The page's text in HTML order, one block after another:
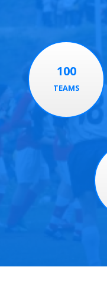
100
TEAMS